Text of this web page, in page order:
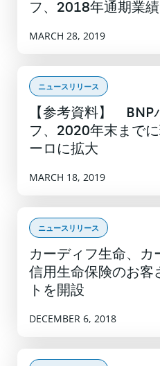
フ、2018年通期業
MARCH 28, 2019
ニュースリリース
【参考資料】 BNP
フ、2020年末まで
ーロに拡大
MARCH 18, 2019
ニュースリリース
カーディフ生命、カ
信用生命保険のお客
トを開設
DECEMBER 6, 2018